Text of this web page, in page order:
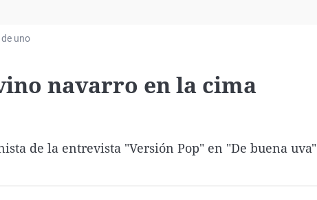
uno
navarro en la cima
de la entrevista "Versión Pop" en "De buena uva"